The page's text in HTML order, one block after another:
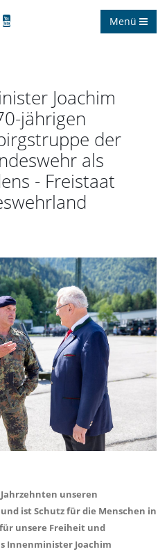
Menü
Joachim
jährigen
der
als
- Freistaat
unseren
ist Schutz für die Menschen in
unsere Freiheit und
Innenminister Joachim